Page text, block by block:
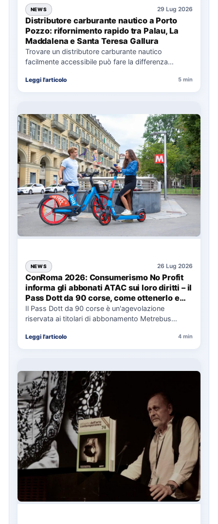
NEWS 29 Lug 2026
Distributore carburante nautico a Porto
Pozzo: rifornimento rapido tra Palau, La
Maddalena e Santa Teresa Gallura
Trovare un distributore carburante nautico
facilmente accessibile può fare la differenza
soprattutto…
Leggi l'articolo 5 min
NEWS 26 Lug 2026
ConRoma 2026: Consumerismo No Profit
informa gli abbonati ATAC sui loro diritti – il
Pass Dott da 90 corse, come ottenerlo e
cosa spetta in caso di disservizi
Il Pass Dott da 90 corse è un'agevolazione
riservata ai titolari di abbonamento Metrebus
Leggi l'articolo 4 min